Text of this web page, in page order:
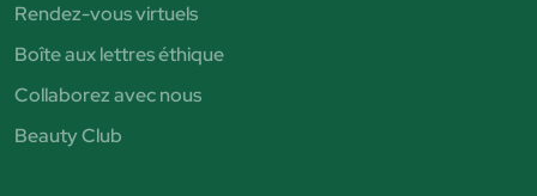
Rendez-vous virtuels
Boîte aux lettres éthique
Collaborez avec nous
Beauty Club